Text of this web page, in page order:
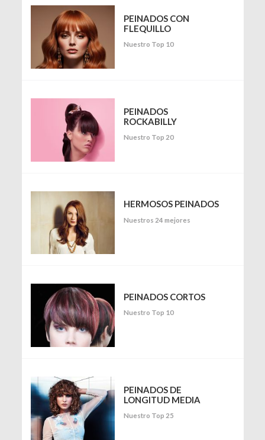
PEINADOS CON
FLEQUILLO
Nuestro Top 10
PEINADOS
ROCKABILLY
Nuestro Top 20
HERMOSOS PEINADOS
Nuestros 24 mejores
PEINADOS CORTOS
Nuestro Top 10
PEINADOS DE
LONGITUD MEDIA
Nuestro Top 25